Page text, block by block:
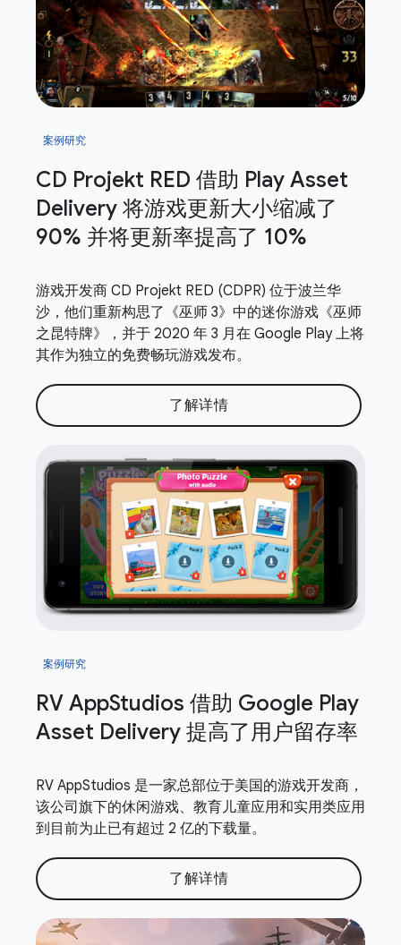
案例研究
CD Projekt RED 借助 Play Asset
Delivery 将游戏更新大小缩减了
90% 并将更新率提高了 10%
游戏开发商 CD Projekt RED (CDPR) 位于波兰华
沙，他们重新构思了《巫师 3》中的迷你游戏《巫师
之昆特牌》，并于 2020 年 3 月在 Google Play 上将
其作为独立的免费畅玩游戏发布。
了解详情
案例研究
RV AppStudios 借助 Google Play
Asset Delivery 提高了用户留存率
RV AppStudios 是一家总部位于美国的游戏开发商，
该公司旗下的休闲游戏、教育儿童应用和实用类应用
到目前为止已有超过 2 亿的下载量。
了解详情